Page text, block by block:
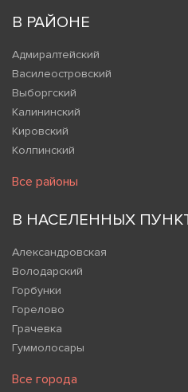
В РАЙОНЕ
Адмиралтейский
Василеостровский
Выборгский
Калининский
Кировский
Колпинский
Все районы
В НАСЕЛЕННЫХ
Александровская
Володарский
Горбунки
Горелово
Грачевка
Гуммолосары
Все города